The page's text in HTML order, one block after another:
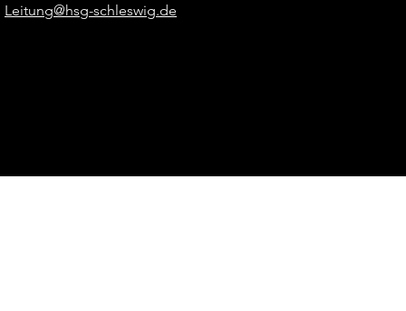
Leitung@hsg-schleswig.de